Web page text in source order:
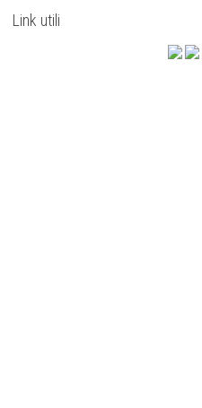
Link utili